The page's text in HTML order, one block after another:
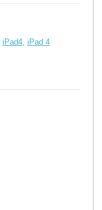
iPad4, iPad 4